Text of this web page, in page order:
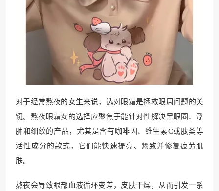
对于经常熬夜的女生来说，选对眼霜是拯救眼周问题的关
键。熬夜眼霜女的选择应聚焦于能针对性解决黑眼圈、浮
肿和细纹的产品，尤其是含有咖啡因、维生素C或肽类等
活性成分的款式，它们能快速提亮、紧致并修复疲劳肌
肤。
熬夜会导致眼部血液循环变差，皮肤干燥，从而引发一系